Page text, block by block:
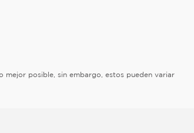
mejor posible, sin embargo, estos pueden variar